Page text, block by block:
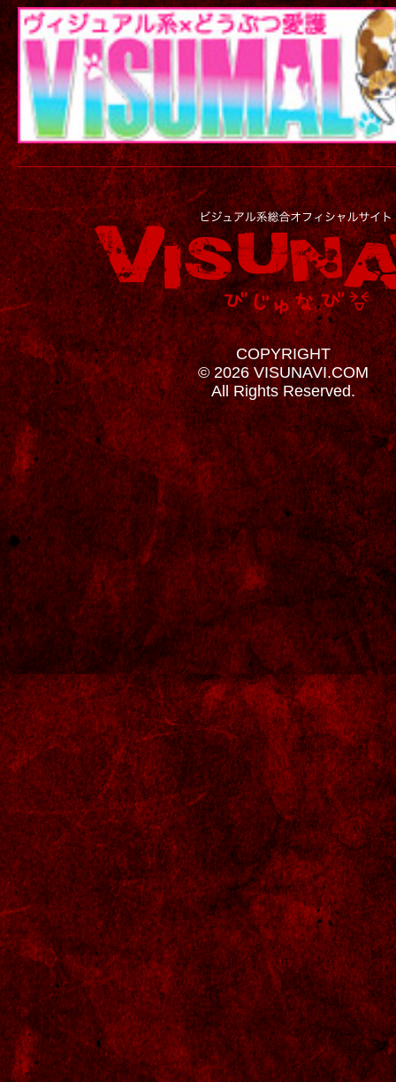
COPYRIGHT
© 2026 VISUNAVI.COM
All Rights Reserved.